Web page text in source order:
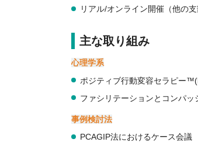
リアル/オンライン開催（他の
主な取り組み
心理学系
ポジティブ行動変容セラピー
ファシリテーションとコンパ
事例検討法
PCAGIP法におけるケース会議